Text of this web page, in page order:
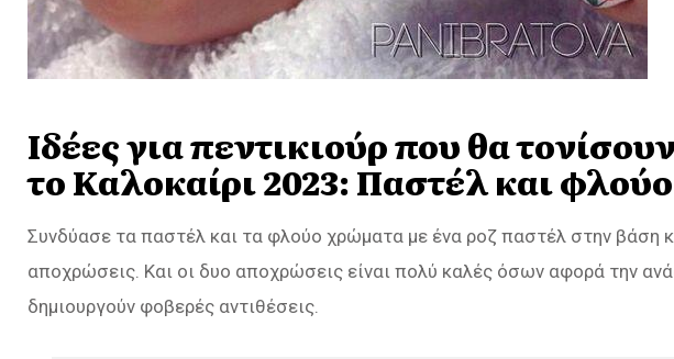
Ιδέες για πεντικιούρ που θα
το Καλοκαίρι 2023: Παστέλ και
Συνδύασε τα παστέλ και τα φλούο χρώματα με ένα ροζ παστέλ στην βάση
αποχρώσεις. Και οι δυο αποχρώσεις είναι πολύ καλές όσων αφορά την
δημιουργούν φοβερές αντιθέσεις.